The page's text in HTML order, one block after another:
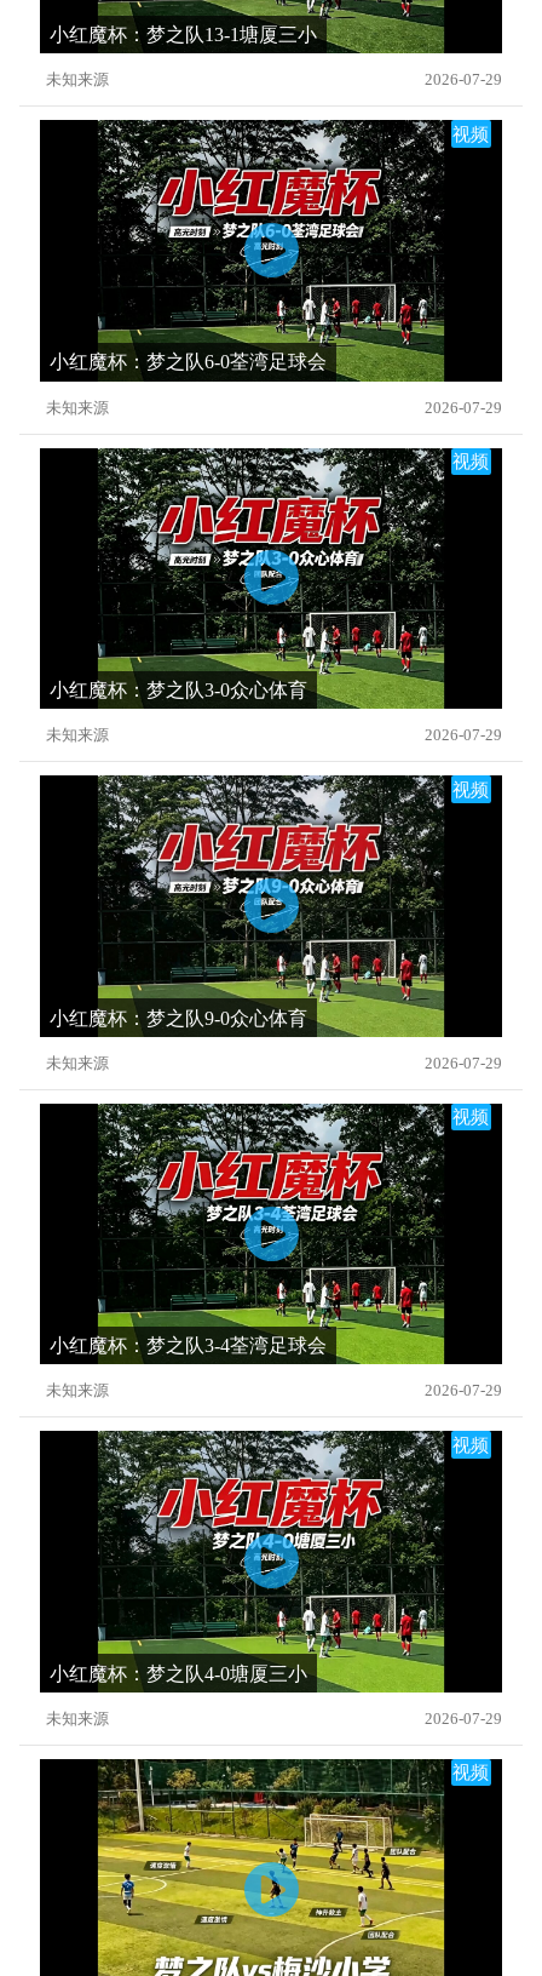
小红魔杯：梦之队13-1塘厦三小
未知来源 2026-07-29
视频
小红魔杯：梦之队6-0荃湾足球会
未知来源 2026-07-29
视频
小红魔杯：梦之队3-0众心体育
未知来源 2026-07-29
视频
小红魔杯：梦之队9-0众心体育
未知来源 2026-07-29
视频
小红魔杯：梦之队3-4荃湾足球会
未知来源 2026-07-29
视频
小红魔杯：梦之队4-0塘厦三小
未知来源 2026-07-29
视频